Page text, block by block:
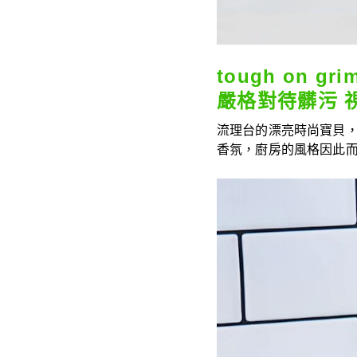
tough on
嚴格對待髒污
流理台的漂亮時尚寶貝
香氛，廚房的風格因此